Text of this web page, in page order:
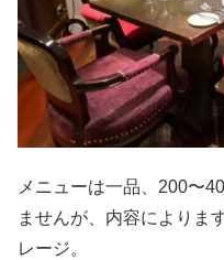
メニューは一品、200〜
ませんが、内容によりま
レージ。